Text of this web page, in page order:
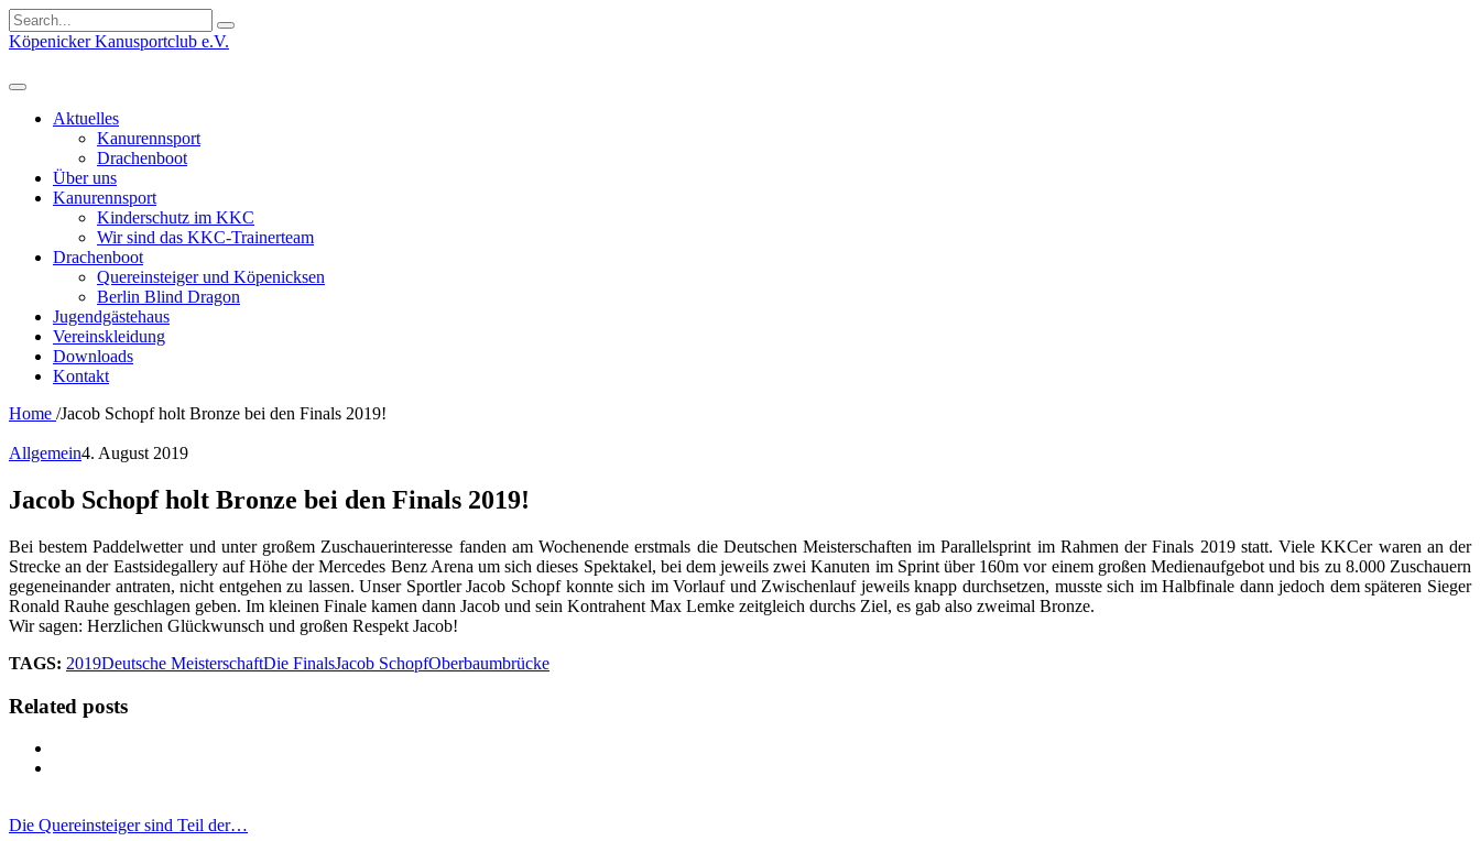
Search
for:
Köpenicker Kanusportclub e.V.
Aktuelles
Kanurennsport
Drachenboot
Über uns
Kanurennsport
Kinderschutz im KKC
Wir sind das KKC-Trainerteam
Drachenboot
Quereinsteiger und Köpenicksen
Berlin Blind Dragon
Jugendgästehaus
Vereinskleidung
Downloads
Kontakt
Home /Jacob Schopf holt Bronze bei den Finals 2019!
Allgemein4. August 2019
Jacob Schopf holt Bronze bei den Finals 2019!
Bei bestem Paddelwetter und unter großem Zuschauerinteresse fanden am Wochenende erstmals die Deutschen Meisterschaften im Parallelsprint im Rahmen der Finals 2019 statt. Viele KKCer waren an der
Strecke an der Eastsidegallery auf Höhe der Mercedes Benz Arena um sich dieses Spektakel, bei dem jeweils zwei Kanuten im Sprint über 160m vor einem großen Medienaufgebot und bis zu 8.000 Zuschauern
gegeneinander antraten, nicht entgehen zu lassen. Unser Sportler Jacob Schopf konnte sich im Vorlauf und Zwischenlauf jeweils knapp durchsetzen, musste sich im Halbfinale dann jedoch dem späteren Sieger
Ronald Rauhe geschlagen geben. Im kleinen Finale kamen dann Jacob und sein Kontrahent Max Lemke zeitgleich durchs Ziel, es gab also zweimal Bronze.
Wir sagen: Herzlichen Glückwunsch und großen Respekt Jacob!
TAGS: 2019Deutsche MeisterschaftDie FinalsJacob SchopfOberbaumbrücke
Related posts
Die Quereinsteiger sind Teil der…